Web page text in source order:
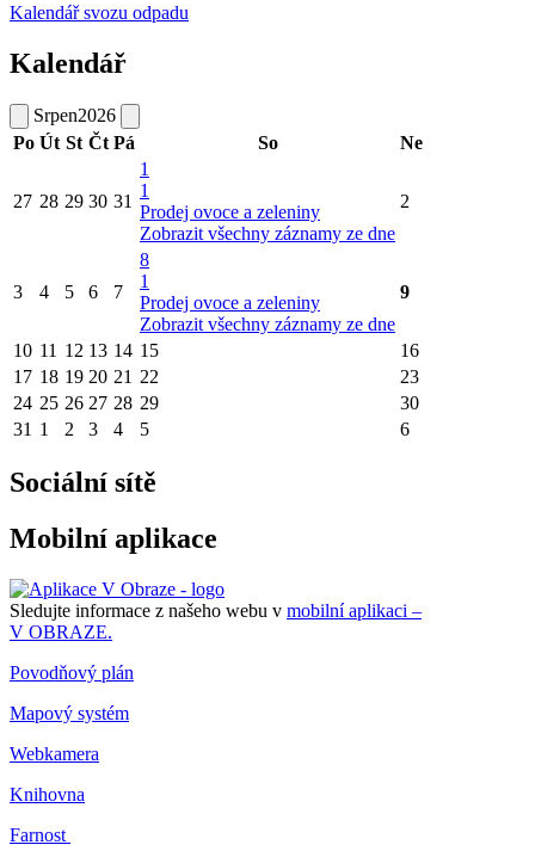
Kalendář svozu odpadu
Kalendář
Srpen2026
Po Út St Čt Pá So Ne
27 28 29 30 31
1
1
Prodej ovoce a zeleniny
Zobrazit všechny záznamy ze dne
2
3 4 5 6 7
8
1
Prodej ovoce a zeleniny
Zobrazit všechny záznamy ze dne
9
10 11 12 13 14 15
16
17 18 19 20 21 22
23
24 25 26 27 28 29
30
31 1 2 3 4 5 6
Sociální sítě
Mobilní aplikace
Sledujte informace z našeho webu v mobilní aplikaci –
V OBRAZE.
Povodňový plán
Mapový systém
Webkamera
Knihovna
Farnost